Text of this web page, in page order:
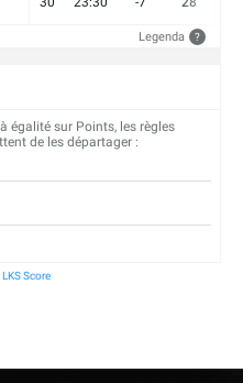
Legenda ?
égalité sur Points, les règles
de les départager :
LKS Score